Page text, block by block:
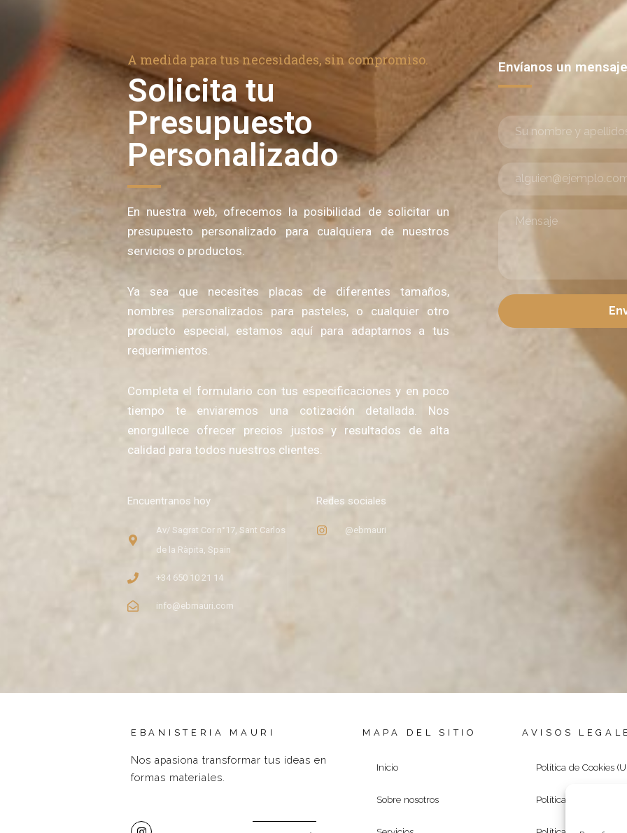
A medida para tus necesidades, sin compromiso.
Solicita tu
Presupuesto
Personalizado
En nuestra web, ofrecemos la posibilidad de solicitar un
presupuesto personalizado para cualquiera de nuestros
servicios o productos.
Ya sea que necesites placas de diferentes tamaños,
nombres personalizados para pasteles, o cualquier otro
producto especial, estamos aquí para adaptarnos a tus
requerimientos.
Completa el formulario con tus especificaciones y en poco
tiempo te enviaremos una cotización detallada. Nos
enorgullece ofrecer precios justos y resultados de alta
calidad para todos nuestros clientes.
Encuentranos hoy
Av/ Sagrat Cor n°17, Sant Carlos
de la Ràpita, Spain
+34 650 10 21 14
info@ebmauri.com
Redes sociales
@ebmauri
Envíanos un mensaje
EBANISTERIA MAURI
Nos apasiona transformar tus ideas en
formas materiales.
MAPA DEL SITIO
Inicio
Sobre nosotros
AVISOS
Política de Cookies
Política de Privacidad